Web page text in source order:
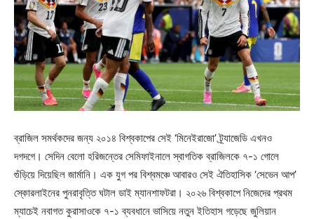
ব্রাজিল সমর্থকদের জন্য ২০১৪ বিশ্বকাপের সেই ‘মিনেইরাজো’ ট্র্যাজেডি এখনও
দগদগে। সেদিন বেলো হরিজন্তের সেমিফাইনালে স্বাগতিক ব্রাজিলকে ৭-১ গোলে
গুঁড়িয়ে দিয়েছিল জার্মানি। এক যুগ পর বিশ্বমঞ্চে আবারও সেই ঐতিহাসিক ‘সেভেন আপ’
স্কোরলাইনের পুনরাবৃত্তি ঘটাল ডাই ম্যানশাফটরা। ২০২৬ বিশ্বকাপে নিজেদের প্রথম
ম্যাচেই নবাগত কুরাসাওকে ৭-১ ব্যবধানে ভাসিয়ে নতুন ইতিহাস গড়েছে জুলিয়ান